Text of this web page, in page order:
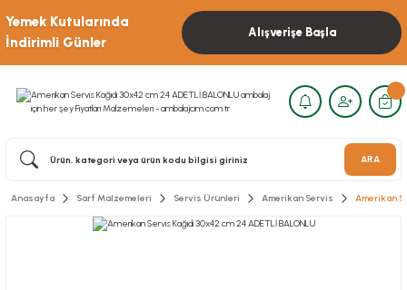
Yemek Kutularında
İndirimli Günler
Alışverişe Başla
ARA
Anasayfa Sarf Malzemeleri Servis Ürünleri Amerikan Servis Amerikan